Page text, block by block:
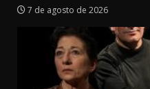
7 de agosto de 2026